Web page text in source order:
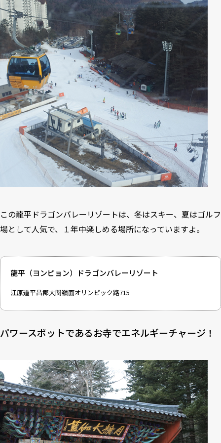
この龍平ドラゴンバレーリゾートは、冬はスキー、夏はゴルフ
場として人気で、１年中楽しめる場所になっていますよ。
龍平（ヨンピョン）ドラゴンバレーリゾート
江原道平昌郡大関嶺面オリンピック路715
パワースポットであるお寺でエネルギーチャージ！